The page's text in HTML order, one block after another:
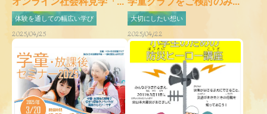
体験を通しての幅広い学び
2025/04/25
大切にしたい想い
2025/04/22